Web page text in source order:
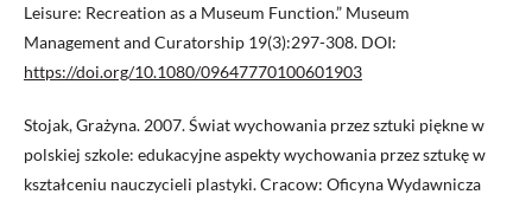
Leisure: Recreation as a Museum Function.” Museum
Management and Curatorship 19(3):297-308. DOI:
https://doi.org/10.1080/09647770100601903
Stojak, Grażyna. 2007. Świat wychowania przez sztuki piękne w
polskiej szkole: edukacyjne aspekty wychowania przez sztukę w
kształceniu nauczycieli plastyki. Cracow: Oficyna Wydawnicza